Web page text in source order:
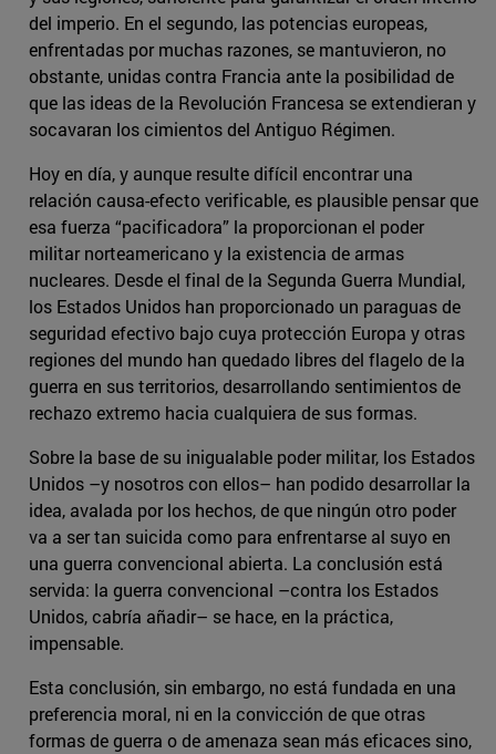
del imperio. En el segundo, las potencias europeas,
enfrentadas por muchas razones, se mantuvieron, no
obstante, unidas contra Francia ante la posibilidad de
que las ideas de la Revolución Francesa se extendieran y
socavaran los cimientos del Antiguo Régimen.
Hoy en día, y aunque resulte difícil encontrar una
relación causa-efecto verificable, es plausible pensar que
esa fuerza “pacificadora” la proporcionan el poder
militar norteamericano y la existencia de armas
nucleares. Desde el final de la Segunda Guerra Mundial,
los Estados Unidos han proporcionado un paraguas de
seguridad efectivo bajo cuya protección Europa y otras
regiones del mundo han quedado libres del flagelo de la
guerra en sus territorios, desarrollando sentimientos de
rechazo extremo hacia cualquiera de sus formas.
Sobre la base de su inigualable poder militar, los Estados
Unidos –y nosotros con ellos– han podido desarrollar la
idea, avalada por los hechos, de que ningún otro poder
va a ser tan suicida como para enfrentarse al suyo en
una guerra convencional abierta. La conclusión está
servida: la guerra convencional –contra los Estados
Unidos, cabría añadir– se hace, en la práctica,
impensable.
Esta conclusión, sin embargo, no está fundada en una
preferencia moral, ni en la convicción de que otras
formas de guerra o de amenaza sean más eficaces sino,